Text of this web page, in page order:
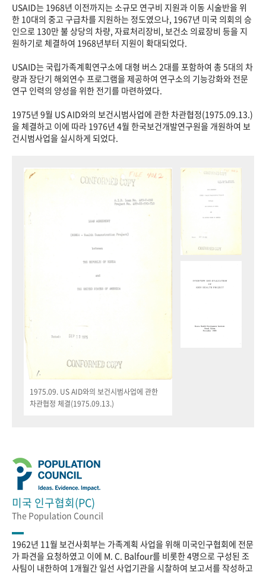
USAID는 1968년 이전까지는 소규모 연구비 지원과 이동 시술반을 위
한 10대의 중고 구급차를 지원하는 정도였으나, 1967년 미국 의회의 승
인으로 130만 불 상당의 차량, 자료처리장비, 보건소 의료장비 등을 지
원하기로 체결하여 1968년부터 지원이 확대되었다.
USAID는 국립가족계획연구소에 대형 버스 2대를 포함하여 총 5대의 차
량과 장단기 해외연수 프로그램을 제공하여 연구소의 기능강화와 전문
연구 인력의 양성을 위한 전기를 마련하였다.
1975년 9월 US AID와의 보건시범사업에 관한 차관협정(1975.09.13.)
을 체결하고 이에 따라 1976년 4월 한국보건개발연구원을 개원하여 보
건시범사업을 실시하게 되었다.
1975.09. US AID와의 보건시범사업에 관한
차관협정 체결(1975.09.13.)
미국 인구협회(PC)
The Population Council
1962년 11월 보건사회부는 가족계획 사업을 위해 미국인구협회에 전문
가 파견을 요청하였고 이에 M. C. Balfour를 비롯한 4명으로 구성된 조
사팀이 내한하여 1개월간 일선 사업기관을 시찰하여 보고서를 작성하고